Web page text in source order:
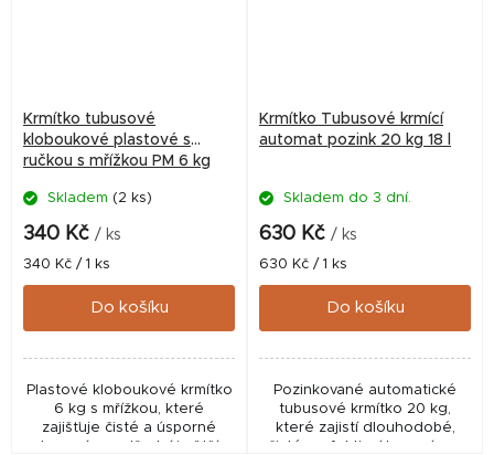
Krmítko tubusové
kloboukové plastové s
ručkou s mřížkou PM 6 kg
Skladem (2 ks)
340 Kč / ks
Měrná
cena:
340 Kč / 1 ks
Do košíku
Plastové kloboukové krmítko
6 kg s mřížkou, které
zajišťuje čisté a úsporné
krmení pro střední i větší
Krmítko Tubusové krmící
automat pozink 20 kg 18 l
Skladem do 3 dní.
630 Kč / ks
Měrná
cena:
630 Kč / 1 ks
Do košíku
Pozinkované automatické
tubusové krmítko 20 kg,
které zajistí dlouhodobé,
čisté a efektivní krmení pro